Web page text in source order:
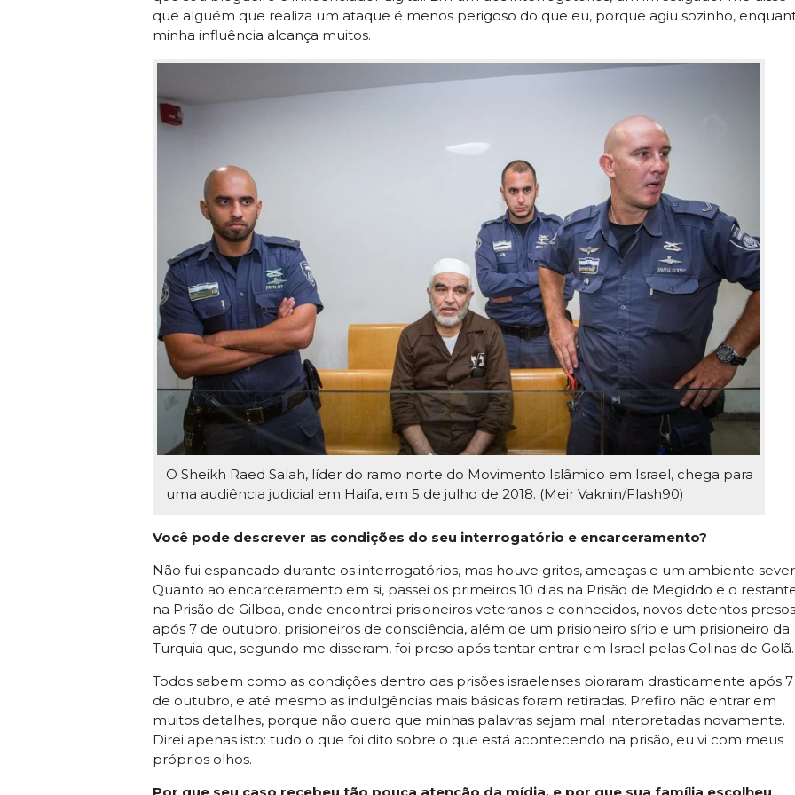
que alguém que realiza um ataque é menos perigoso do que eu, porque agiu sozinho,
minha influência alcança muitos.
O Sheikh Raed Salah, líder do ramo norte do Movimento Islâmico em Israel, chega para
uma audiência judicial em Haifa, em 5 de julho de 2018. (Meir Vaknin/Flash90)
Você pode descrever as condições do seu interrogatório e encarceramento?
Não fui espancado durante os interrogatórios, mas houve gritos, ameaças e um ambiente
Quanto ao encarceramento em si, passei os primeiros 10 dias na Prisão de Megiddo e o
na Prisão de Gilboa, onde encontrei prisioneiros veteranos e conhecidos, novos detentos presos
após 7 de outubro, prisioneiros de consciência, além de um prisioneiro sírio e um prisioneiro da
Turquia que, segundo me disseram, foi preso após tentar entrar em Israel pelas Colinas de Golã.
Todos sabem como as condições dentro das prisões israelenses pioraram drasticamente após 7
de outubro, e até mesmo as indulgências mais básicas foram retiradas. Prefiro não entrar em
muitos detalhes, porque não quero que minhas palavras sejam mal interpretadas novamente.
Direi apenas isto: tudo o que foi dito sobre o que está acontecendo na prisão, eu vi com meus
próprios olhos.